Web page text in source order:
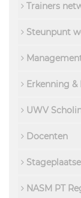
Trainers
Steunpunt
Erkenning &
UWV
Docenten
NASM PT